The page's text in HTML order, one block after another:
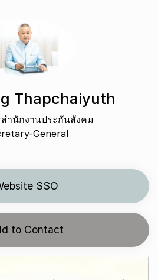
Thapchaiyuth
สำนักงานประกันสังคม
General
SSO
to Contact